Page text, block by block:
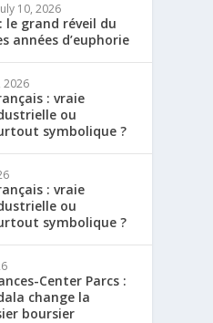
10, 2026
le grand réveil du
années d’euphorie
2026
: vraie
ou
symbolique ?
: vraie
ou
symbolique ?
Center Parcs :
change la
boursier